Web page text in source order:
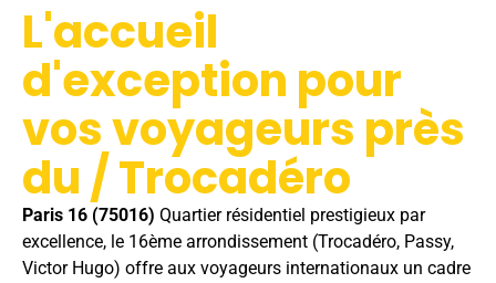
L'accueil
d'exception pour
vos voyageurs près
du / Trocadéro
Paris 16 (75016) Quartier résidentiel prestigieux par
excellence, le 16ème arrondissement (Trocadéro, Passy,
Victor Hugo) offre aux voyageurs internationaux un cadre